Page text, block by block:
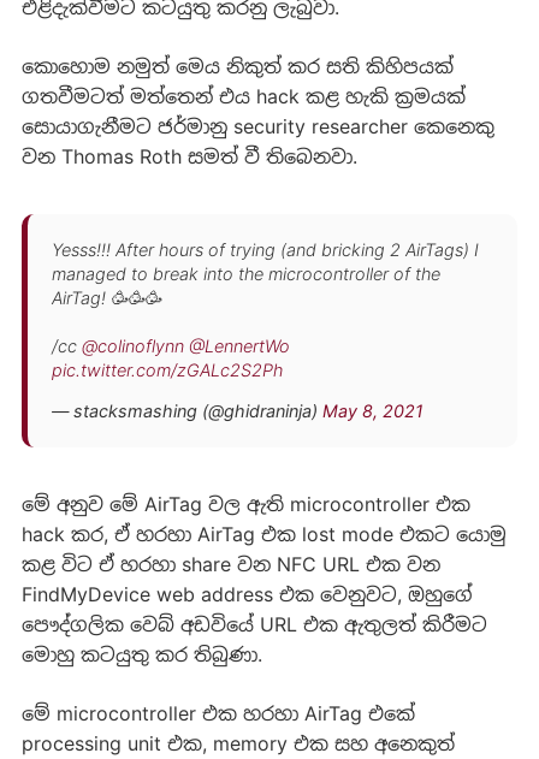
එළිදැක්වීමට කටයුතු කරනු ලැබුවා.
කොහොම නමුත් මෙය නිකුත් කර සති කිහිපයක්
ගතවීමටත් මත්තෙන් එය hack කළ හැකි ක්‍රමයක්
‍සොයාගැනීමට ජර්මානු security researcher කෙනෙකු
වන Thomas Roth සමත් වී තිබෙනවා.
Yesss!!! After hours of trying (and bricking 2 AirTags) I
managed to break into the microcontroller of the
AirTag! 🥳🥳🥳
/cc @colinoflynn @LennertWo
pic.twitter.com/zGALc2S2Ph
— stacksmashing (@ghidraninja) May 8, 2021
මේ අනුව මේ AirTag වල ඇති microcontroller එක
hack කර, ඒ හරහා AirTag එක lost mode එකට යොමු
කළ විට ඒ හරහා share වන NFC URL එක වන
FindMyDevice web address එක වෙනුවට, ඔහුගේ
පෞද්ගලික වෙබ් අඩවියේ URL එක ඇතුලත් කිරීමට
මොහු කටයුතු කර තිබුණා.
මේ microcontroller එක හරහා AirTag එකේ
processing unit එක, memory එක සහ අනෙකුත්